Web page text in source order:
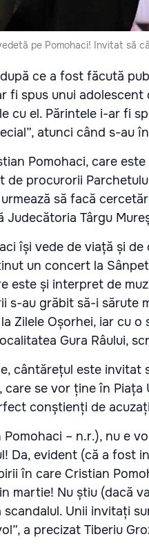
pe Pomohaci! Invitat să
ce a fost făcută
fi spus unui adolescent
cu el. Părintele i-ar fi
atunci când s-au
Pomohaci, care
de procurorii
să facă
Judecătoria Târgu
își vede de viață și
un concert la
este și interpret de
s-au grăbit să-i sărute
Zilele Oșorhei, iar cu
Gura Râului,
cântărețul este invitat
care se vor ține în
conștienți de
– n.r.), nu e
Da, evident (că a fost
în care Cristian
martie! Nu știu (dacă
Unii invitați
a precizat Tiberiu